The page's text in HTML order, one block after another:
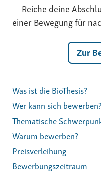
Reiche deine
einer Bewegung für
Zur
Was ist die BioThesis?
Wer kann sich bewerben?
Thematische
Warum bewerben?
Preisverleihung
Bewerbungszeitraum